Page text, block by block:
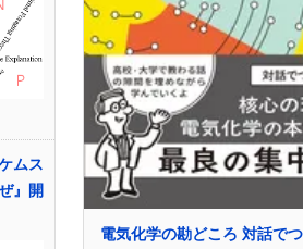
ムス
』開
電気化学の勘どころ 対話で